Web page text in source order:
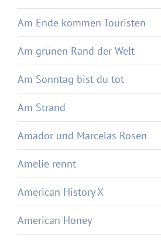
Am Ende kommen Touristen
Am grünen Rand der Welt
Am Sonntag bist du tot
Am Strand
Amador und Marcelas Rosen
Amelie rennt
American History X
American Honey